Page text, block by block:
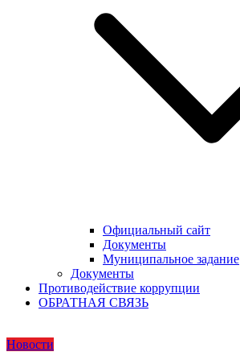
Официальный сайт
Документы
Муниципальное задание
Документы
Противодействие коррупции
ОБРАТНАЯ СВЯЗЬ
Новости